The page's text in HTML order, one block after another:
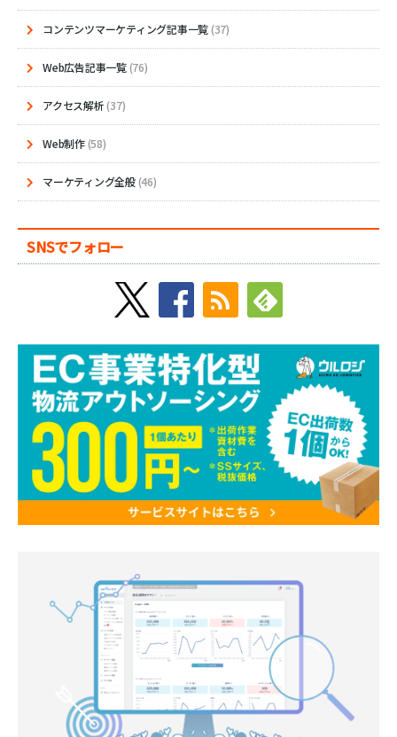
コンテンツマーケティング記事一覧(37)
Web広告記事一覧(76)
アクセス解析(37)
Web制作(58)
マーケティング全般(46)
SNSでフォロー